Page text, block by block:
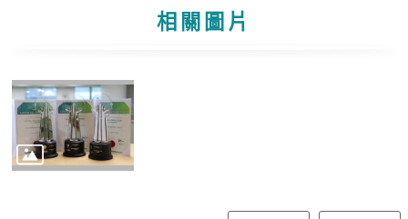
導
覽
意
見
相關圖片